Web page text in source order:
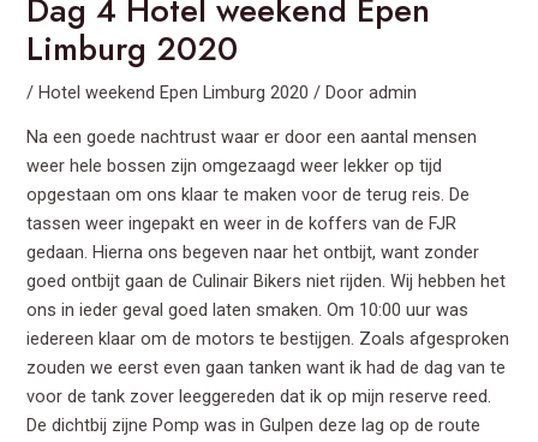
Dag 4 Hotel weekend Epen
Limburg 2020
/Hotel weekend Epen Limburg 2020 / Dooradmin
Na een goede nachtrust waar er door een aantal mensen
weer hele bossen zijn omgezaagd weer lekker op tijd
opgestaan om ons klaar te maken voor de terug reis. De
tassen weer ingepakt en weer in de koffers van de FJR
gedaan. Hierna ons begeven naar het ontbijt, want zonder
goed ontbijt gaan de Culinair Bikers niet rijden. Wij hebben het
ons in ieder geval goed laten smaken. Om 10:00 uur was
iedereen klaar om de motors te bestijgen. Zoals afgesproken
zouden we eerst even gaan tanken want ik had de dag van te
voor de tank zover leeggereden dat ik op mijn reserve reed.
De dichtbij zijne Pomp was in Gulpen deze lag op de route